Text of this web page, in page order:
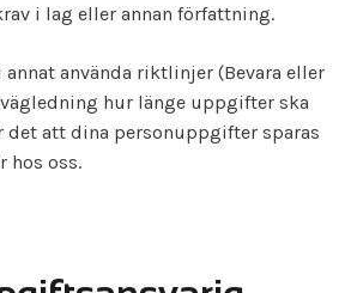
i lag eller annan författning.
använda riktlinjer (Bevara eller
hur länge uppgifter ska
det att dina personuppgifter sparas
hos oss.